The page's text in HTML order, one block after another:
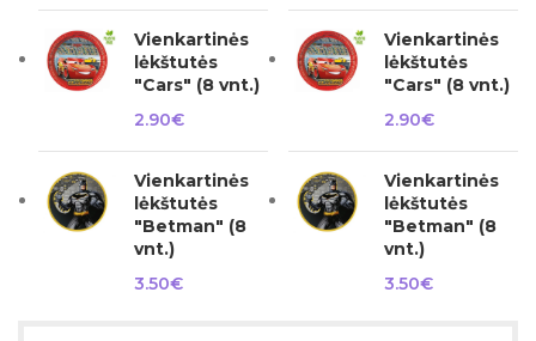
Vienkartinės
lėkštutės
"Cars" (8 vnt.)
2.90€
Vienkartinės
lėkštutės
"Betman" (8
vnt.)
3.50€
Vienkartinės
lėkštutės
"Cars" (8 vnt.)
2.90€
Vienkartinės
lėkštutės
"Betman" (8
vnt.)
3.50€